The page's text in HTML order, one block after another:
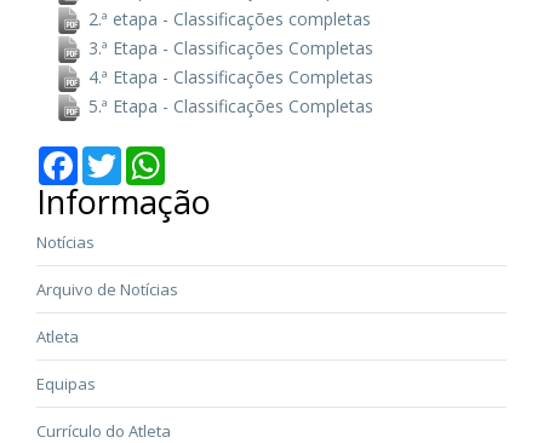
2.ª etapa - Classificações completas
3.ª Etapa - Classificações Completas
4.ª Etapa - Classificações Completas
5.ª Etapa - Classificações Completas
Facebook
Twitter
Informação
Notícias
Arquivo de Notícias
Atleta
Equipas
Currículo do Atleta